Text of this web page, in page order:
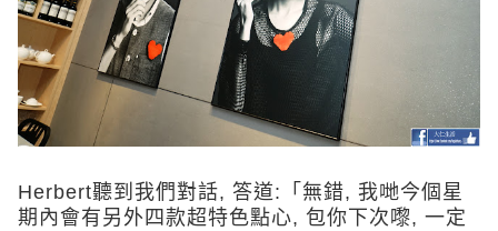
Herbert聽到我們對話, 答道:「無錯, 我哋今個星
期內會有另外四款超特色點心, 包你下次嚟, 一定